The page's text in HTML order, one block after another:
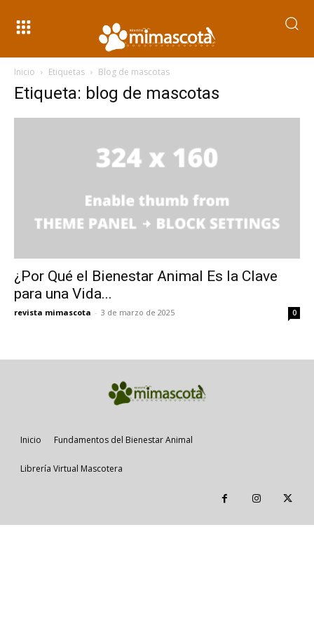
Inicio Etiquetas Blog de mascotas
Etiqueta: blog de mascotas
¿Por Qué el Bienestar Animal Es la Clave
para una Vida...
revista mimascota - 3 de marzo de 2025 0
Inicio Fundamentos del Bienestar Animal
Librería Virtual Mascotera